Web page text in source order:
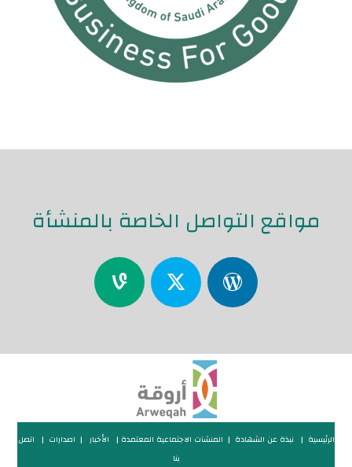
مواقع التواصل الخاصة بالمنشأة
الرئيسية | نبذة عن الشهادة | المنشآت الاجتماعية المعتمدة | الأخبار | اصدارات | اتصل
بنا